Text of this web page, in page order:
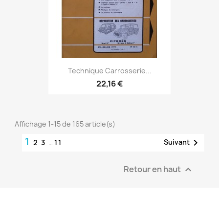
Technique Carrosserie...
22,16 €
Affichage 1-15 de 165 article(s)
1 2 3 … 11 Suivant 
Retour en haut 